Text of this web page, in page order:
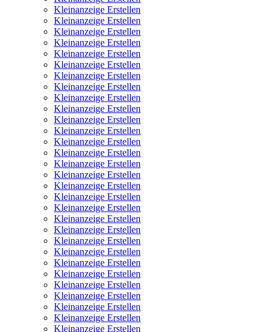
Kleinanzeige Erstellen
Kleinanzeige Erstellen
Kleinanzeige Erstellen
Kleinanzeige Erstellen
Kleinanzeige Erstellen
Kleinanzeige Erstellen
Kleinanzeige Erstellen
Kleinanzeige Erstellen
Kleinanzeige Erstellen
Kleinanzeige Erstellen
Kleinanzeige Erstellen
Kleinanzeige Erstellen
Kleinanzeige Erstellen
Kleinanzeige Erstellen
Kleinanzeige Erstellen
Kleinanzeige Erstellen
Kleinanzeige Erstellen
Kleinanzeige Erstellen
Kleinanzeige Erstellen
Kleinanzeige Erstellen
Kleinanzeige Erstellen
Kleinanzeige Erstellen
Kleinanzeige Erstellen
Kleinanzeige Erstellen
Kleinanzeige Erstellen
Kleinanzeige Erstellen
Kleinanzeige Erstellen
Kleinanzeige Erstellen
Kleinanzeige Erstellen
Kleinanzeige Erstellen